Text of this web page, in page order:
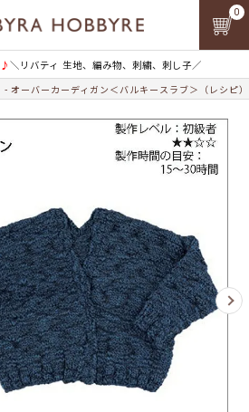
♪＼リバティ 生地、編み物、刺繍、刺し子／
0
オーバーカーディガン＜バルキースラブ＞（レシピ）